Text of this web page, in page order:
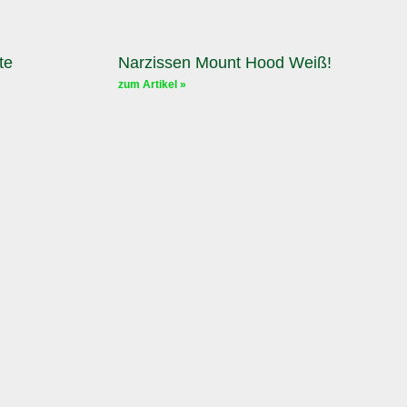
Narzissen Mount Hood Weiß!
zum Artikel »